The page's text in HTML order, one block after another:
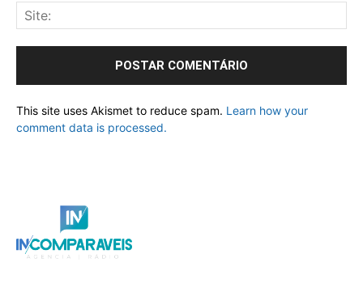
This site uses Akismet to reduce spam. Learn how your
comment data is processed.